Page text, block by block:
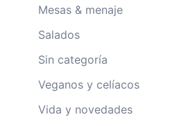
Mesas & menaje
Salados
Sin categoría
Veganos y celíacos
Vida y novedades